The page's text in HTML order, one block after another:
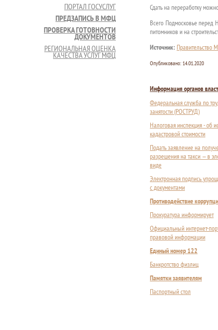
ПОРТАЛ ГОСУСЛУГ
ПРЕДЗАПИСЬ В МФЦ
ПРОВЕРКА ГОТОВНОСТИ
ДОКУМЕНТОВ
РЕГИОНАЛЬНАЯ ОЦЕНКА
КАЧЕСТВА УСЛУГ МФЦ
Сдать на переработку
Всего Подмосковье перед
питомников и на
Источник: Правительство
Опубликовано: 14.01.2020
Информация органов
Федеральная служба по
занятости (РОСТРУД)
Налоговая инспекция - об
кадастровой стоимости
Подать заявление на
разрешения на такси — в
виде
Электронная подпись
с документами
Противодействие
Прокуратура информирует
Официальный интернет-
правовой информации
Единый номер 122
Банкротство физлиц
Памятки заявителям
Паспортный стол